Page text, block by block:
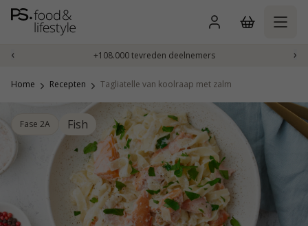
Naar
inhoud
‹ +108.000 tevreden deelnemers ›
Home Recepten Tagliatelle van koolraap met zalm
Fase 2A Fish